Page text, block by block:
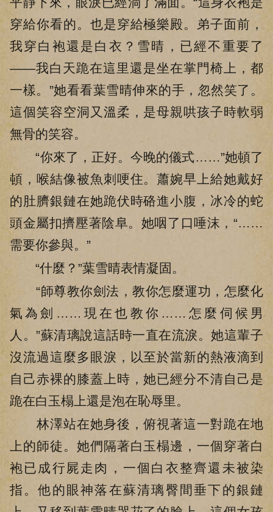
穿給你看的。也是穿給極樂殿。弟子面前，
我穿白袍還是白衣？雪晴，已經不重要了
——我白天跪在這里還是坐在掌門椅上，都
一樣。”她看看葉雪晴伸來的手，忽然笑了。
這個笑容空洞又溫柔，是母親哄孩子時軟弱
無骨的笑容。
“你來了，正好。今晚的儀式……”她頓了
頓，喉結像被魚刺哽住。蕭婉早上給她戴好
的肚臍銀鏈在她跪伏時硌進小腹，冰冷的蛇
頭金屬扣擠壓著陰阜。她咽了口唾沫，“……
需要你參與。”
“什麼？”葉雪晴表情凝固。
“師尊教你劍法，教你怎麼運功，怎麼化
氣為劍……現在也教你……怎麼伺候男
人。”蘇清璃說這話時一直在流淚。她這輩子
沒流過這麼多眼淚，以至於當新的熱液滴到
自己赤裸的膝蓋上時，她已經分不清自己是
跪在白玉榻上還是泡在恥辱里。
林澤站在她身後，俯視著這一對跪在地
上的師徒。她們隔著白玉榻邊，一個穿著白
袍已成行屍走肉，一個白衣整齊還未被染
指。他的眼神落在蘇清璃臀間垂下的銀鏈